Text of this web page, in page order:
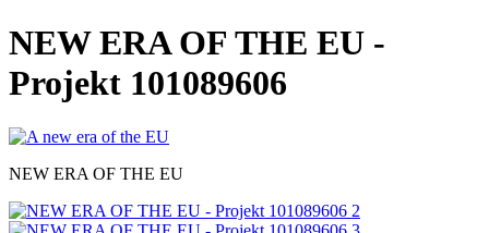
NEW ERA OF THE EU -
Projekt 101089606
NEW ERA OF THE EU